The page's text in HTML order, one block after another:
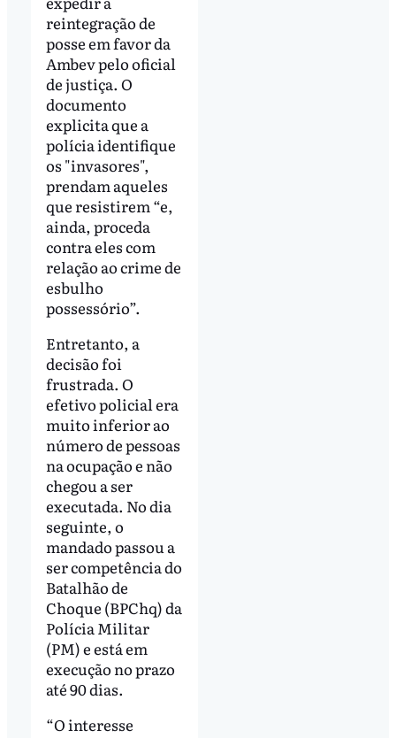
reintegração de
posse em favor da
Ambev pelo oficial
de justiça. O
documento
explicita que a
polícia identifique
os "invasores",
prendam aqueles
que resistirem “e,
ainda, proceda
contra eles com
relação ao crime de
esbulho
possessório”.
Entretanto, a
decisão foi
frustrada. O
efetivo policial era
muito inferior ao
número de pessoas
na ocupação e não
chegou a ser
executada. No dia
seguinte, o
mandado passou a
ser competência do
Batalhão de
Choque (BPChq) da
Polícia Militar
(PM) e está em
execução no prazo
até 90 dias.
“O interesse